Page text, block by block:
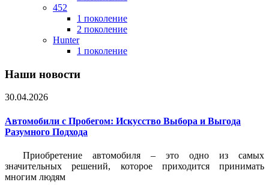
452
1 поколение
2 поколение
Hunter
1 поколение
Наши новости
30.04.2026
Автомобили с Пробегом: Искусство Выбора и Выгода
Разумного Подхода
Приобретение автомобиля – это одно из самых
значительных решений, которое приходится принимать
многим людям